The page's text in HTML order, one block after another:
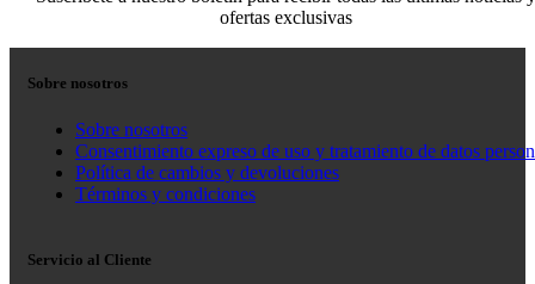
ofertas exclusivas
Sobre nosotros
Sobre nosotros
Consentimiento expreso de uso y tratamiento de datos
Política de cambios y devoluciones
Términos y condiciones
Servicio al Cliente